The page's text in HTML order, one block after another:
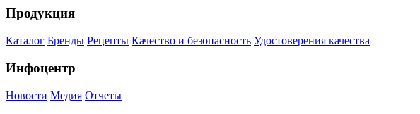
Продукция
Каталог Бренды Рецепты Качество и безопасность Удостоверения качества
Инфоцентр
Новости Медия Отчеты